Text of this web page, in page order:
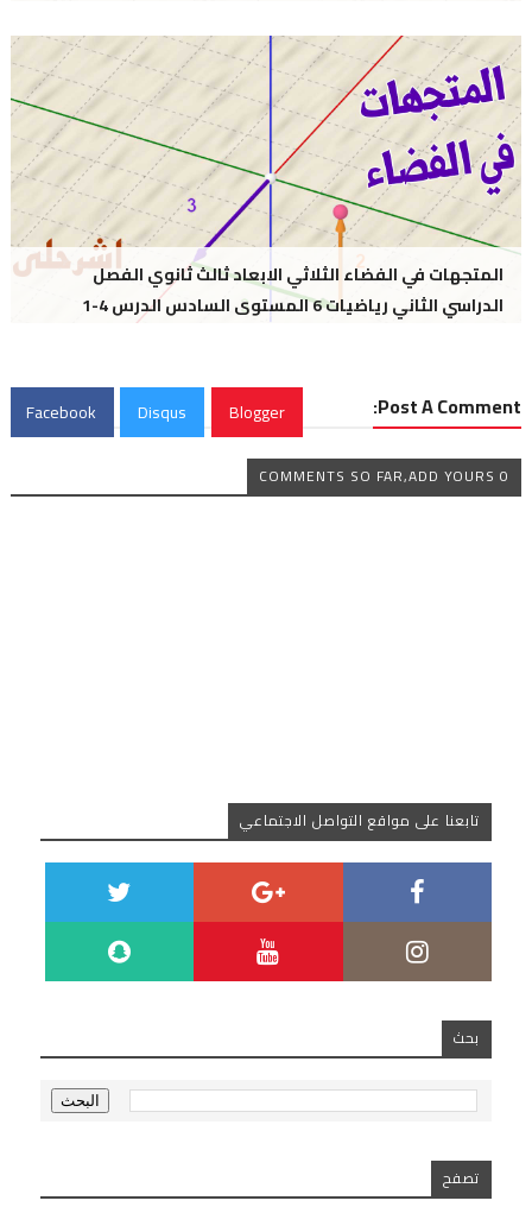
المتجهات في الفضاء الثلاثي الابعاد ثالث ثانوي الفصل
الدراسي الثاني رياضيات 6 المستوى السادس الدرس 4-1
Post A Comment:
Blogger
Disqus
Facebook
0 COMMENTS SO FAR,ADD YOURS
تابعنا على مواقع التواصل الاجتماعي
بحث
تصفح